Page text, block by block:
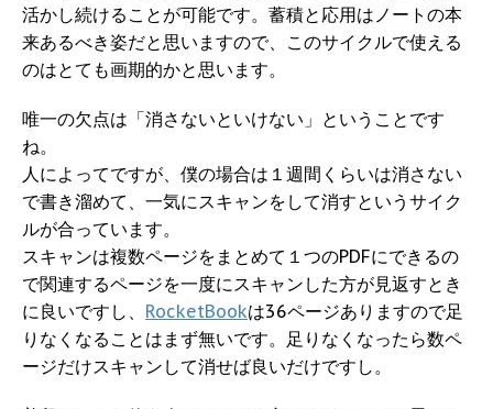
活かし続けることが可能です。蓄積と応用はノートの本
来あるべき姿だと思いますので、このサイクルで使える
のはとても画期的かと思います。
唯一の欠点は「消さないといけない」ということです
ね。
人によってですが、僕の場合は１週間くらいは消さない
で書き溜めて、一気にスキャンをして消すというサイク
ルが合っています。
スキャンは複数ページをまとめて１つのPDFにできるの
で関連するページを一度にスキャンした方が見返すとき
に良いですし、 RocketBookは36ページありますので足
りなくなることはまず無いです。足りなくなったら数ペ
ージだけスキャンして消せば良いだけですし。